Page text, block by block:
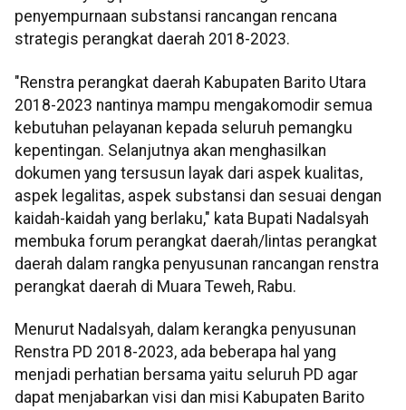
penyempurnaan substansi rancangan rencana
strategis perangkat daerah 2018-2023.
"Renstra perangkat daerah Kabupaten Barito Utara
2018-2023 nantinya mampu mengakomodir semua
kebutuhan pelayanan kepada seluruh pemangku
kepentingan. Selanjutnya akan menghasilkan
dokumen yang tersusun layak dari aspek kualitas,
aspek legalitas, aspek substansi dan sesuai dengan
kaidah-kaidah yang berlaku," kata Bupati Nadalsyah
membuka forum perangkat daerah/lintas perangkat
daerah dalam rangka penyusunan rancangan renstra
perangkat daerah di Muara Teweh, Rabu.
Menurut Nadalsyah, dalam kerangka penyusunan
Renstra PD 2018-2023, ada beberapa hal yang
menjadi perhatian bersama yaitu seluruh PD agar
dapat menjabarkan visi dan misi Kabupaten Barito